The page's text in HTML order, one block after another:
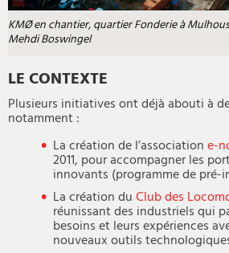
KMØ en chantier, quartier Fonderie à
Mehdi Boswingel
LE CONTEXTE
Plusieurs initiatives ont déjà abouti à
notamment :
La création de l’associatione-
2011, pour accompagner les
innovants (programme de pré-
La création duClub des
réunissant des industriels qui
besoins et leurs expériences
nouveaux outils